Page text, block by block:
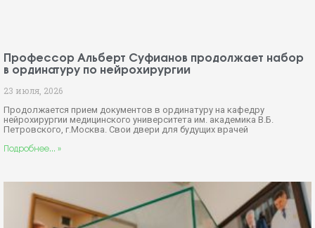
Профессор Альберт Суфианов продолжает набор
в ординатуру по нейрохирургии
23 июля, 2026
Продолжается прием документов в ординатуру на кафедру
нейрохирургии медицинского университета им. академика В.Б.
Петровского, г.Москва. Свои двери для будущих врачей
Подробнее... »